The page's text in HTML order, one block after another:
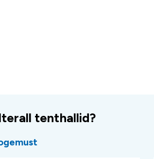
tenthallid?